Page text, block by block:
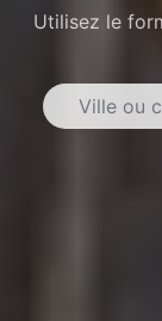
Utilisez le